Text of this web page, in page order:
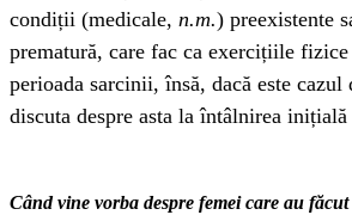
condiții (medicale, n.m.) preexistente
prematură, care fac ca exercițiile
perioada sarcinii, însă, dacă este cazul
discuta despre asta la întâlnirea inițială
Când vine vorba despre femei care au